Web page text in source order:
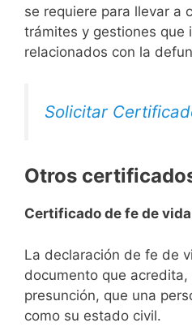
se requiere para llevar a
trámites y gestiones que
relacionados con la
Solicitar
Otros
Certificado de fe de
La declaración de fe de
documento que
presunción, que una
como su estado civil.